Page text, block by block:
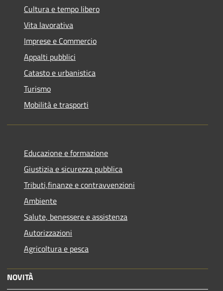
Cultura e tempo libero
Vita lavorativa
Imprese e Commercio
Appalti pubblici
Catasto e urbanistica
Turismo
Mobilità e trasporti
Educazione e formazione
Giustizia e sicurezza pubblica
Tributi,finanze e contravvenzioni
Ambiente
Salute, benessere e assistenza
Autorizzazioni
Agricoltura e pesca
NOVITÀ